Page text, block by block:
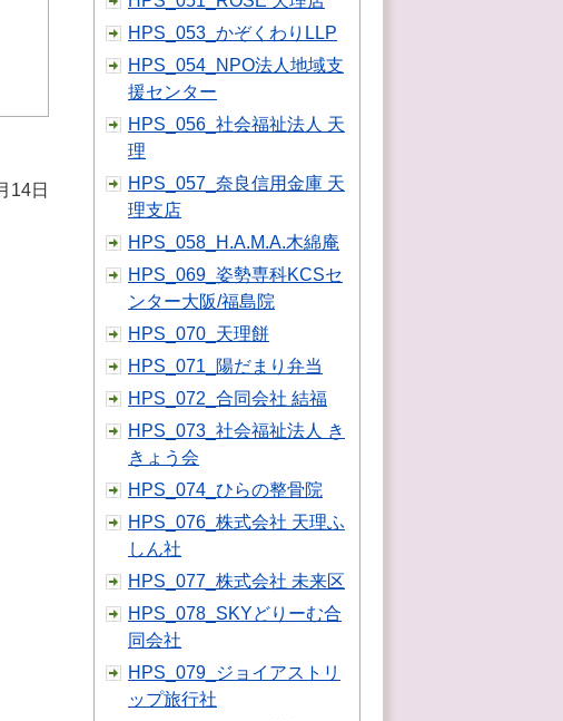
14日
HPS_053_かぞくわりLLP
HPS_054_NPO法人地域支
援センター
HPS_056_社会福祉法人 天
理
HPS_057_奈良信用金庫 天
理支店
HPS_058_H.A.M.A.木綿庵
HPS_069_姿勢専科KCSセ
ンター大阪/福島院
HPS_070_天理餅
HPS_071_陽だまり弁当
HPS_072_合同会社 結福
HPS_073_社会福祉法人 き
きょう会
HPS_074_ひらの整骨院
HPS_076_株式会社 天理ふ
しん社
HPS_077_株式会社 未来区
HPS_078_SKYどりーむ合
同会社
HPS_079_ジョイアストリ
ップ旅行社